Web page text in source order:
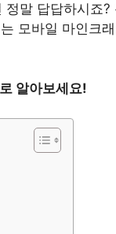
말 답답하시죠
모바일 마인크
알아보세요!